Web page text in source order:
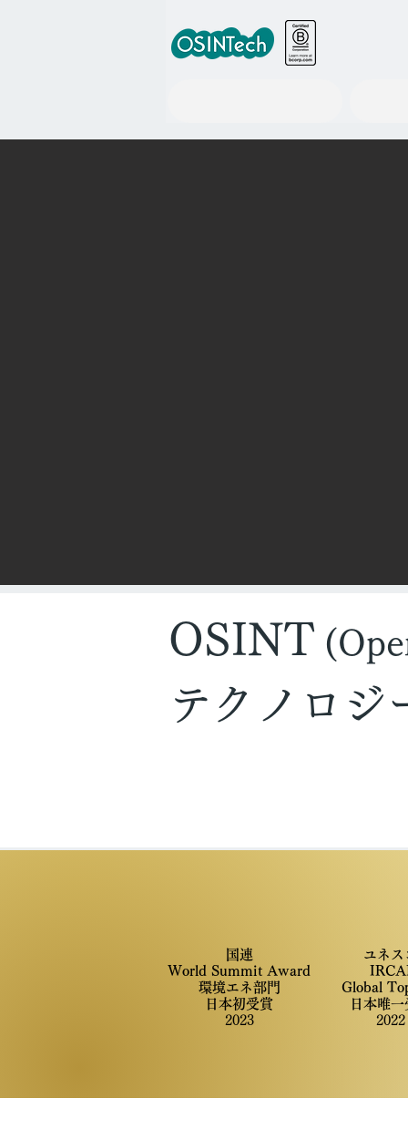
​OSINT
テクノロジ
国連
World Summit Award
​環境エネ部門
​日本初受賞
2023
ユネス
​Global
日本唯
​2022